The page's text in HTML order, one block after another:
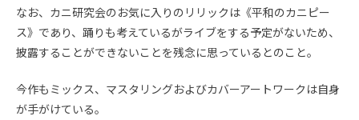
なお、カニ研究会のお気に入りのリリックは《平和のカニピー
ス》であり、踊りも考えているがライブをする予定がないため、
披露することができないことを残念に思っているとのこと。
今作もミックス、マスタリングおよびカバーアートワークは自身
が手がけている。